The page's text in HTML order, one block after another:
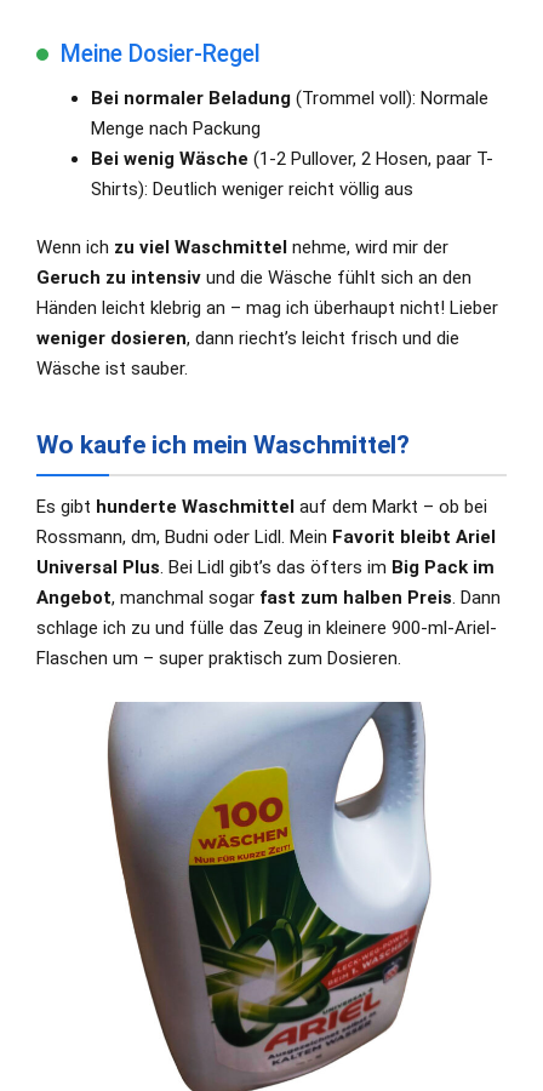
Meine Dosier-Regel
Bei normaler Beladung (Trommel voll): Normale
Menge nach Packung
Bei wenig Wäsche (1-2 Pullover, 2 Hosen, paar T-
Shirts): Deutlich weniger reicht völlig aus
Wenn ich zu viel Waschmittel nehme, wird mir der
Geruch zu intensiv und die Wäsche fühlt sich an den
Händen leicht klebrig an – mag ich überhaupt nicht! Lieber
weniger dosieren, dann riecht’s leicht frisch und die
Wäsche ist sauber.
Wo kaufe ich mein Waschmittel?
Es gibt hunderte Waschmittel auf dem Markt – ob bei
Rossmann, dm, Budni oder Lidl. Mein Favorit bleibt Ariel
Universal Plus. Bei Lidl gibt’s das öfters im Big Pack im
Angebot, manchmal sogar fast zum halben Preis. Dann
schlage ich zu und fülle das Zeug in kleinere 900-ml-Ariel-
Flaschen um – super praktisch zum Dosieren.